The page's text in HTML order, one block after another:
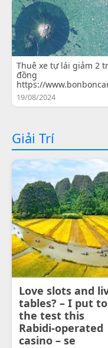
Thuê xe tự lái giảm 2
đồng
https://
19/08/2024
Giải Trí
Love slots and
tables? – I put to
the test this
Rabidi-operated
casino – se